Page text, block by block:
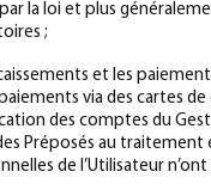
la loi et plus
;
et les
via des cartes
des comptes du
Préposés au
de l’Utilisateur